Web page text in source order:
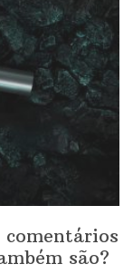
comentários
são?